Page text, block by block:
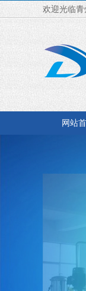
欢迎光临青
网站